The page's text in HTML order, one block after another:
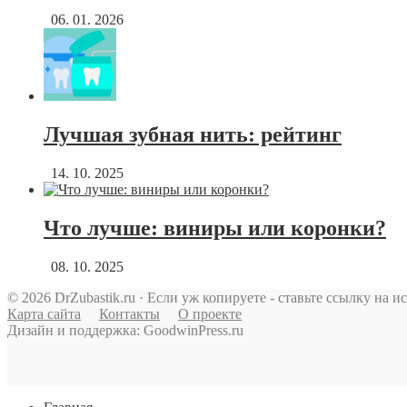
06. 01. 2026
Лучшая зубная нить: рейтинг
14. 10. 2025
Что лучше: виниры или коронки?
08. 10. 2025
© 2026 DrZubastik.ru · Если уж копируете - ставьте ссылку на
Карта сайта
Контакты
О проекте
Дизайн и поддержка: GoodwinPress.ru